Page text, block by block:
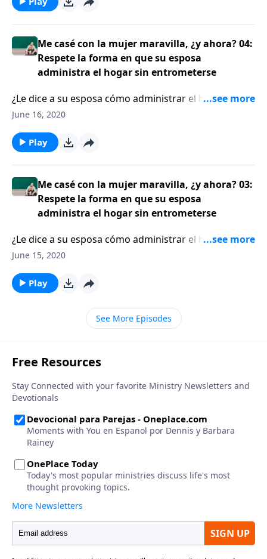
deliberadamente se enfoquen en las cualidades que
amabilidad, por ejemplo. Cuando Jess MacCallum se
casó con una mujer de carácter fuerte. No se había
dado cuenta de lo fuerte que era su esposa, hasta
Me casé con la mujer maravilla, ¿y ahora? 04:
Respete la forma en que su esposa
administra el hogar sin entrometerse
¿Le dice a su esposa cómo administrar el hogar? Si es
así, será mejor que lo reconsidere. El escritor Jess
usualmente es el castillo de un varón, pero es el nido
de una mujer. Por lo tanto, un esposo sabio no
su esposa.
June 16, 2020
Play
Me casé con la mujer maravilla, ¿y ahora? 03:
Respete la forma en que su esposa
administra el hogar sin entrometerse
¿Le dice a su esposa cómo administrar el hogar? Si es
así, será mejor que lo reconsidere. El escritor Jess
usualmente es el castillo de un varón, pero es el nido
de una mujer. Por lo tanto, un esposo sabio no
controla de forma excesiva las tareas del hogar con
June 15, 2020
Play
See More Episodes